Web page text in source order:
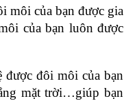
môi của bạn được gia
của bạn luôn được
được đôi môi của bạn
mặt trời…giúp bạn